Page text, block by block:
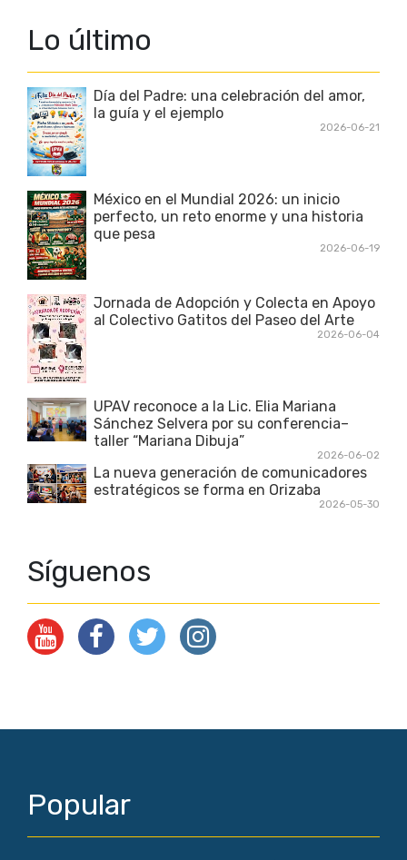
Lo último
Día del Padre: una celebración del amor,
la guía y el ejemplo
2026-06-21
México en el Mundial 2026: un inicio
perfecto, un reto enorme y una historia
que pesa
2026-06-19
Jornada de Adopción y Colecta en Apoyo
al Colectivo Gatitos del Paseo del Arte
2026-06-04
UPAV reconoce a la Lic. Elia Mariana
Sánchez Selvera por su conferencia–
taller “Mariana Dibuja”
2026-06-02
La nueva generación de comunicadores
estratégicos se forma en Orizaba
2026-05-30
Síguenos
Popular